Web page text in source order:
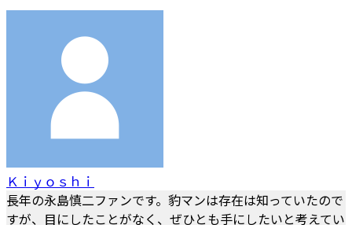
Ｋｉｙｏｓｈｉ
長年の永島慎二ファンです。豹マンは存在は知っていたので
すが、目にしたことがなく、ぜひとも手にしたいと考えてい